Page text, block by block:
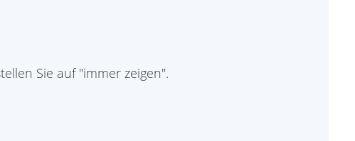
Sie auf "immer zeigen".